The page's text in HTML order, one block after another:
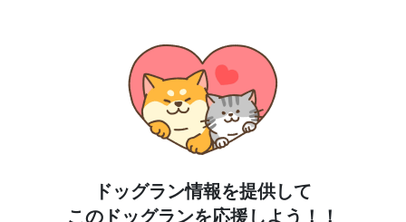
ドッグラン情報を提供して
このドッグランを応援しよう！！